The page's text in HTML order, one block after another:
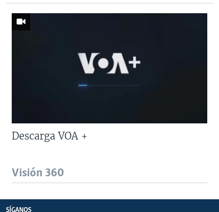
Descarga VOA +
Visión 360
SÍGANOS